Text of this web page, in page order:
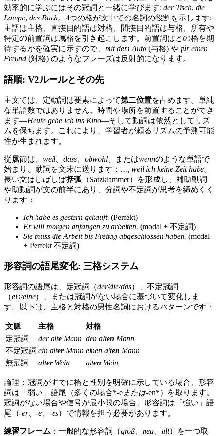
効率的に学ぶにはその冠詞と一緒に学びます: der Tisch, die
Lampe, das Buch。4つの格が文中での名詞の役割を示します:
主語は主格、直接目的語は対格、間接目的語は与格、所有や
特定の前置詞は属格を引き起こします。前置詞はどの格を期
待するかを確実に示すので、 mit dem Auto (与格) や für einen
Freund (対格) のようなフレーズは反射的になります。
語順: V2ルールとその先
主文では、定動詞は要素によって第二位置を占めます。単純
な単語数ではありません。時間や場所を前置することができ
ます—Heute gehe ich ins Kino—そして動詞は依然としてリズ
ムを保ちます。これにより、学習者が頼るリズムの予測可能
性が生まれます。
従属節は、 weil dass obwohl 、またはwennのような単語で
始まり、動詞を文末に送ります： …, weil ich keine Zeit habe。
長い文はしばしば括弧 （Satzklammer）を形成し、補助動詞
や助動詞が文の前半にあり、分詞や不定詞が思考を締めくく
ります：
Ich habe es gestern gekauft. (Perfekt)
Er will morgen anfangen zu arbeiten. (modal + 不定詞)
Sie muss die Arbeit bis Freitag abgeschlossen haben. (modal
+ Perfekt 不定詞)
形容詞の語尾変化: 三格システム
形容詞の語尾は、定冠詞（der/die/das）、不定冠詞
（ein/eine）、または冠詞がない場合に基づいて変化しま
す。以下は、主格と対格の男性名詞におけるパターンです：
文脈 主格
対格
定冠詞
der alte Mann den alten Mann
不定冠詞 ein alterMann einen alten Mann
無冠詞
alterWein alten Wein
論理：冠詞がすでに格と性別を明確に示している場合、形容
詞は「弱い」語尾（多くの場合*‑e または‑en*）を取ります。
冠詞がない場合や信号が最小限の場合、形容詞は「強い」語
尾（‑er、 ‑e ‑es）で情報を担う必要があります。
練習フレーム ：一般的な形容詞（groß neu alt）を一つ取